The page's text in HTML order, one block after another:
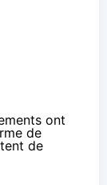
ont
de
de